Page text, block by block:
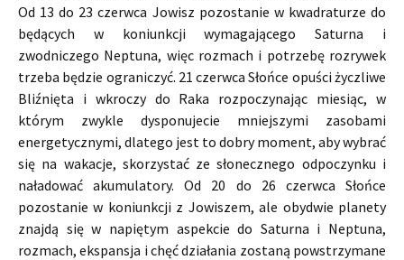
Od 13 do 23 czerwca Jowisz pozostanie w kwadraturze do
będących w koniunkcji wymagającego Saturna i
zwodniczego Neptuna, więc rozmach i potrzebę rozrywek
trzeba będzie ograniczyć. 21 czerwca Słońce opuści życzliwe
Bliźnięta i wkroczy do Raka rozpoczynając miesiąc, w
którym zwykle dysponujecie mniejszymi zasobami
energetycznymi, dlatego jest to dobry moment, aby wybrać
się na wakacje, skorzystać ze słonecznego odpoczynku i
naładować akumulatory. Od 20 do 26 czerwca Słońce
pozostanie w koniunkcji z Jowiszem, ale obydwie planety
znajdą się w napiętym aspekcie do Saturna i Neptuna,
rozmach, ekspansja i chęć działania zostaną powstrzymane